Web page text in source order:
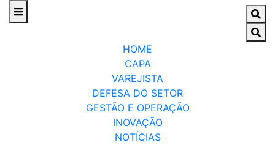
HOME
CAPA
VAREJISTA
DEFESA DO SETOR
GESTÃO E OPERAÇÃO
INOVAÇÃO
NOTÍCIAS